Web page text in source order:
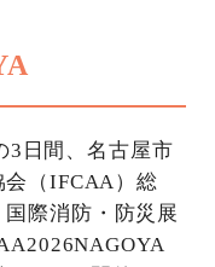
3日間、名古屋市
会（IFCAA）総
際消防・防災展